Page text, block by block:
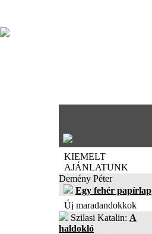
KIEMELT
AJÁNLATUNK
Demény Péter
Egy fehér papírlap
Új maradandokkok
Szilasi Katalin: A
haldokló